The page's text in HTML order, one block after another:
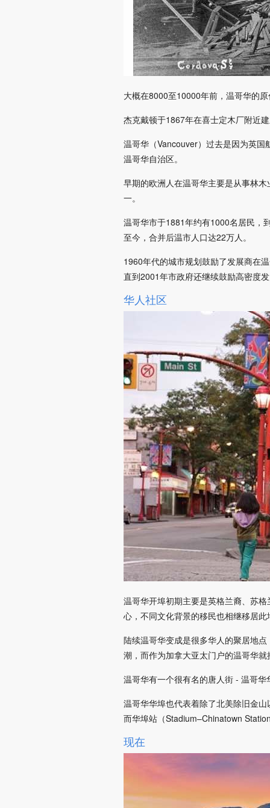
大概在8000至10000年前，温哥华的
杰克戴顿于1867年在喜士定木厂附近
温哥华（Vancouver）过去是因为英
温哥华自治区。
早期的欧洲人在温哥华主要是从事林
一。
温哥华市于1881年约有1000名居民，
至今，合并后温市人口达22万人。
1960年代的城市规划鼓励了发展商在
直到2001年市政府还继续鼓励高密度
华人社区
温哥华开埠初期主要是英格兰裔、苏
心，不同文化背景的移民也相继移居
陆续温哥华变成是很多华人的聚居地
潮，而作为加拿大亚太门户的温哥华
温哥华有一个很有名的唐人街 - 温哥华
温哥华华埠也代表着除了北美除旧金
而华埠站（Stadium–Chinatown
现在